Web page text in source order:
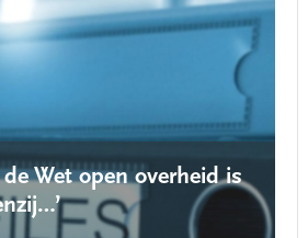
de Wet open overheid is